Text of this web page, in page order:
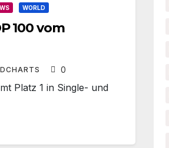
WORLD
100 vom
0
Platz 1 in Single- und